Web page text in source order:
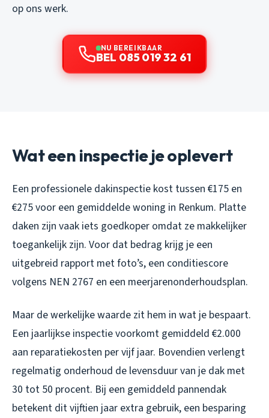
op ons werk.
NU BEREIKBAAR
BEL 085 019 32 61
Wat een inspectie je oplevert
Een professionele dakinspectie kost tussen €175 en
€275 voor een gemiddelde woning in Renkum. Platte
daken zijn vaak iets goedkoper omdat ze makkelijker
toegankelijk zijn. Voor dat bedrag krijg je een
uitgebreid rapport met foto’s, een conditiescore
volgens NEN 2767 en een meerjarenonderhoudsplan.
Maar de werkelijke waarde zit hem in wat je bespaart.
Een jaarlijkse inspectie voorkomt gemiddeld €2.000
aan reparatiekosten per vijf jaar. Bovendien verlengt
regelmatig onderhoud de levensduur van je dak met
30 tot 50 procent. Bij een gemiddeld pannendak
betekent dit vijftien jaar extra gebruik, een besparing